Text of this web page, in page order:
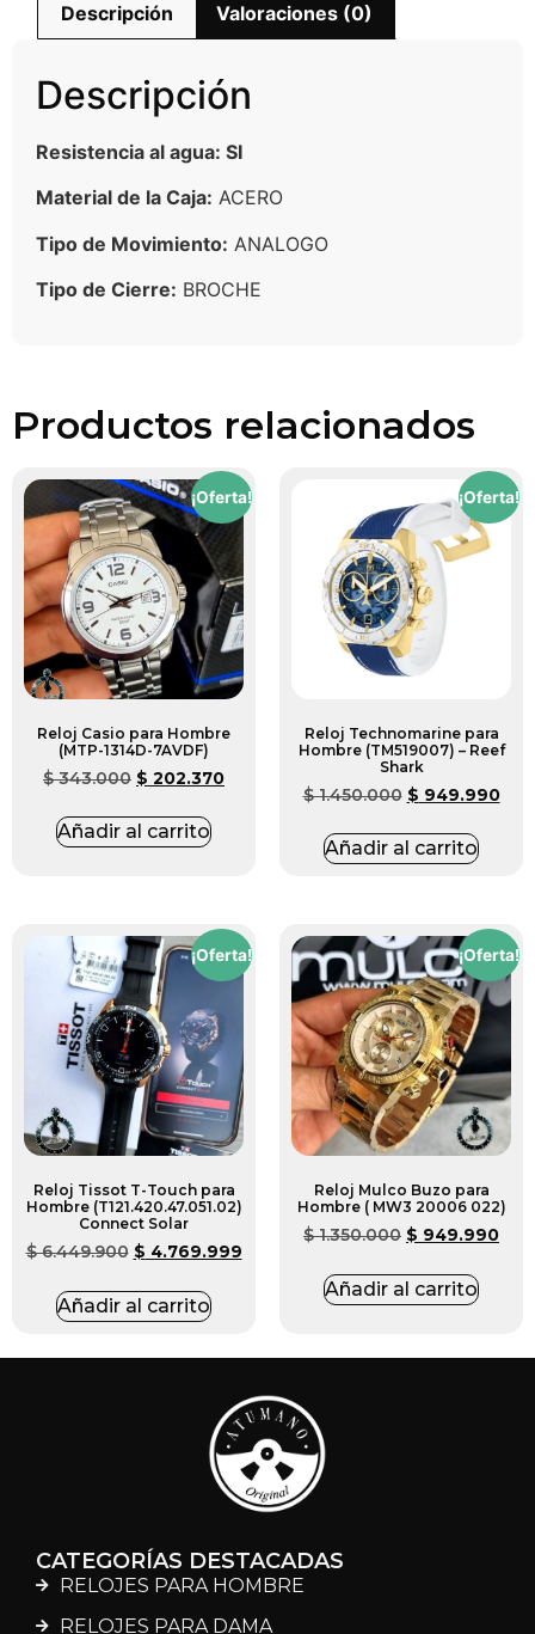
Descripción Valoraciones (0)
Descripción
Resistencia al agua: SI
Material de la Caja: ACERO
Tipo de Movimiento: ANALOGO
Tipo de Cierre: BROCHE
Productos relacionados
¡Oferta!
Reloj Casio para Hombre
(MTP-1314D-7AVDF)
$343.000 $ 202.370
Añadir al carrito
¡Oferta!
Reloj Technomarine para
Hombre (TM519007) – Reef
Shark
$1.450.000 $ 949.990
Añadir al carrito
¡Oferta!
Reloj Tissot T-Touch para
Hombre (T121.420.47.051.02)
Connect Solar
$6.449.900 $ 4.769.999
Añadir al carrito
¡Oferta!
Reloj Mulco Buzo para
Hombre ( MW3 20006 022)
$1.350.000 $ 949.990
Añadir al carrito
CATEGORÍAS DESTACADAS
RELOJES PARA HOMBRE
RELOJES PARA DAMA